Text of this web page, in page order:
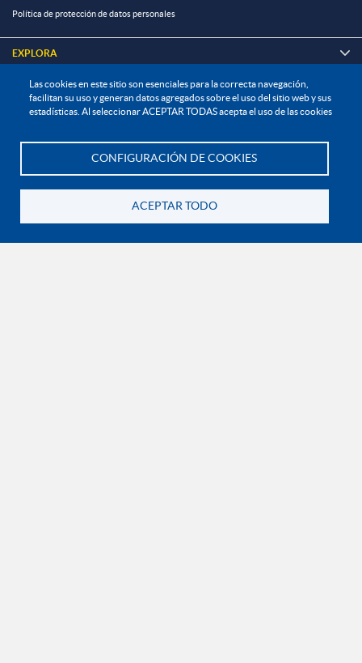
Las cookies en este sitio son esenciales para la correcta navegación,
facilitan su uso y generan datos agregados sobre el uso del sitio web y sus
estadísticas. Al seleccionar ACEPTAR TODAS acepta el uso de las cookies
CONFIGURACIÓN DE COOKIES
ACEPTAR TODO
Política de protección de datos personales
EXPLORA 
¡CONÉCTATE CON LA INSTITUCIÓN!
Contáctanos
En Bogotá:+57 6015933004